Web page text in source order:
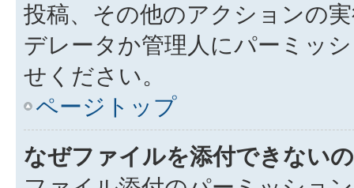
投稿、その他のアクションの
デレータか管理人にパーミッ
せください。
ページトップ
なぜファイルを添付できない